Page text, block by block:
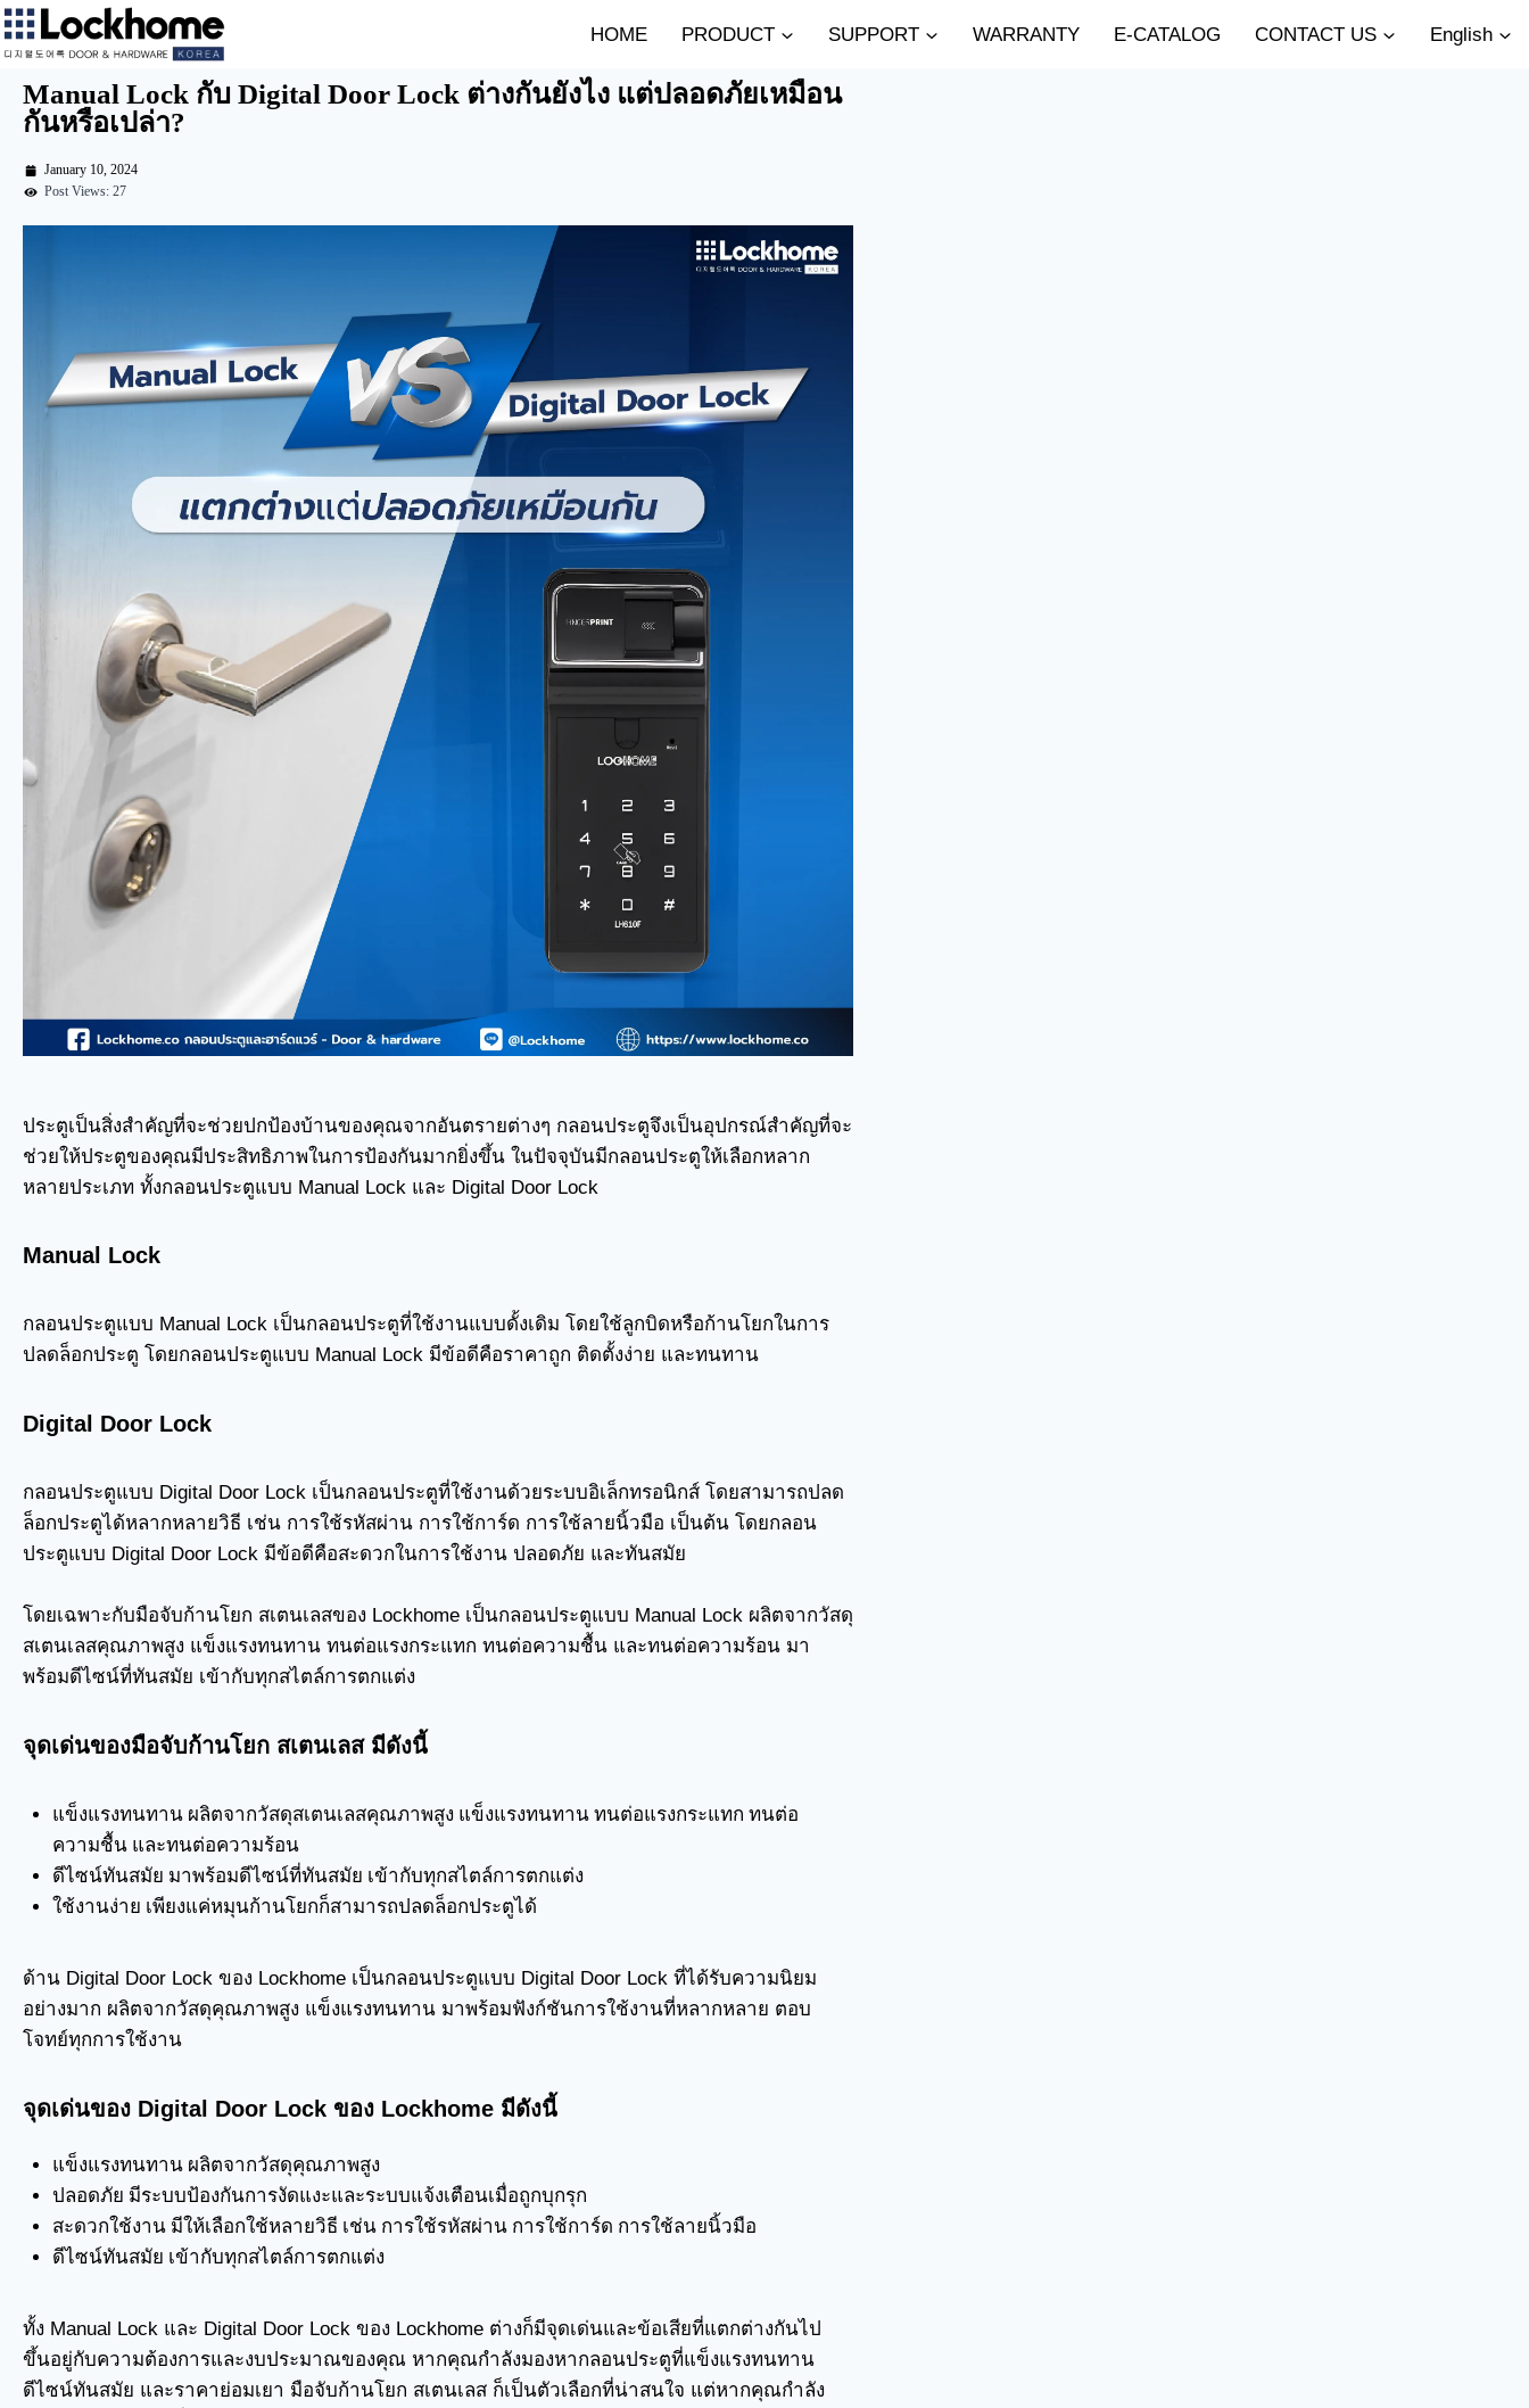
HOME PRODUCT SUPPORT WARRANTY E-CATALOG CONTACT US English
Manual Lock กับ Digital Door Lock ต่างกันยังไง แต่ปลอดภัยเหมือน
กันหรือเปล่า?
January 10, 2024
Post Views: 27
ประตูเป็นสิ่งสำคัญที่จะช่วยปกป้องบ้านของคุณจากอันตรายต่างๆ กลอนประตูจึงเป็นอุปกรณ์สำคัญที่จะ
ช่วยให้ประตูของคุณมีประสิทธิภาพในการป้องกันมากยิ่งขึ้น ในปัจจุบันมีกลอนประตูให้เลือกหลาก
หลายประเภท ทั้งกลอนประตูแบบ Manual Lock และ Digital Door Lock
Manual Lock
กลอนประตูแบบ Manual Lock เป็นกลอนประตูที่ใช้งานแบบดั้งเดิม โดยใช้ลูกบิดหรือก้านโยกในการ
ปลดล็อกประตู โดยกลอนประตูแบบ Manual Lock มีข้อดีคือราคาถูก ติดตั้งง่าย และทนทาน
Digital Door Lock
กลอนประตูแบบ Digital Door Lock เป็นกลอนประตูที่ใช้งานด้วยระบบอิเล็กทรอนิกส์ โดยสามารถปลด
ล็อกประตูได้หลากหลายวิธี เช่น การใช้รหัสผ่าน การใช้การ์ด การใช้ลายนิ้วมือ เป็นต้น โดยกลอน
ประตูแบบ Digital Door Lock มีข้อดีคือสะดวกในการใช้งาน ปลอดภัย และทันสมัย
โดยเฉพาะกับมือจับก้านโยก สเตนเลสของ Lockhome เป็นกลอนประตูแบบ Manual Lock ผลิตจากวัสดุ
สเตนเลสคุณภาพสูง แข็งแรงทนทาน ทนต่อแรงกระแทก ทนต่อความชื้น และทนต่อความร้อน มา
พร้อมดีไซน์ที่ทันสมัย เข้ากับทุกสไตล์การตกแต่ง
จุดเด่นของมือจับก้านโยก สเตนเลส มีดังนี้
แข็งแรงทนทาน ผลิตจากวัสดุสเตนเลสคุณภาพสูง แข็งแรงทนทาน ทนต่อแรงกระแทก ทนต่อ
ความชื้น และทนต่อความร้อน
ดีไซน์ทันสมัย มาพร้อมดีไซน์ที่ทันสมัย เข้ากับทุกสไตล์การตกแต่ง
ใช้งานง่าย เพียงแค่หมุนก้านโยกก็สามารถปลดล็อกประตูได้
ด้าน Digital Door Lock ของ Lockhome เป็นกลอนประตูแบบ Digital Door Lock ที่ได้รับความนิยม
อย่างมาก ผลิตจากวัสดุคุณภาพสูง แข็งแรงทนทาน มาพร้อมฟังก์ชันการใช้งานที่หลากหลาย ตอบ
โจทย์ทุกการใช้งาน
จุดเด่นของ Digital Door Lock ของ Lockhome มีดังนี้
แข็งแรงทนทาน ผลิตจากวัสดุคุณภาพสูง
ปลอดภัย มีระบบป้องกันการงัดแงะและระบบแจ้งเตือนเมื่อถูกบุกรุก
สะดวกใช้งาน มีให้เลือกใช้หลายวิธี เช่น การใช้รหัสผ่าน การใช้การ์ด การใช้ลายนิ้วมือ
ดีไซน์ทันสมัย เข้ากับทุกสไตล์การตกแต่ง
ทั้ง Manual Lock และ Digital Door Lock ของ Lockhome ต่างก็มีจุดเด่นและข้อเสียที่แตกต่างกันไป
ขึ้นอยู่กับความต้องการและงบประมาณของคุณ หากคุณกำลังมองหากลอนประตูที่แข็งแรงทนทาน
ดีไซน์ทันสมัย และราคาย่อมเยา มือจับก้านโยก สเตนเลส ก็เป็นตัวเลือกที่น่าสนใจ แต่หากคุณกำลัง